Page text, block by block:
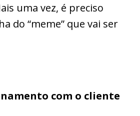
uma vez, é preciso
do “meme” que vai ser
com o cliente